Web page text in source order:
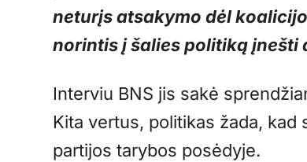
neturįs atsakymo dėl
norintis į šalies politiką įnešti
Interviu BNS jis sakė
Kita vertus, politikas žada, kad
partijos tarybos posėdyje.